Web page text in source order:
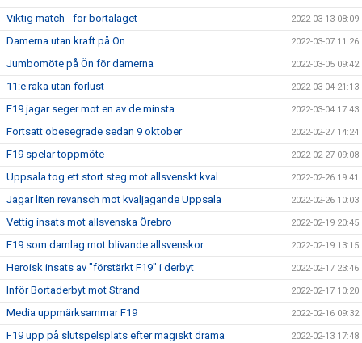
Viktig match - för bortalaget 2022-03-13 08:09
Damerna utan kraft på Ön 2022-03-07 11:26
Jumbomöte på Ön för damerna 2022-03-05 09:42
11:e raka utan förlust 2022-03-04 21:13
F19 jagar seger mot en av de minsta 2022-03-04 17:43
Fortsatt obesegrade sedan 9 oktober 2022-02-27 14:24
F19 spelar toppmöte 2022-02-27 09:08
Uppsala tog ett stort steg mot allsvenskt kval 2022-02-26 19:41
Jagar liten revansch mot kvaljagande Uppsala 2022-02-26 10:03
Vettig insats mot allsvenska Örebro 2022-02-19 20:45
F19 som damlag mot blivande allsvenskor 2022-02-19 13:15
Heroisk insats av "förstärkt F19" i derbyt 2022-02-17 23:46
Inför Bortaderbyt mot Strand 2022-02-17 10:20
Media uppmärksammar F19 2022-02-16 09:32
F19 upp på slutspelsplats efter magiskt drama 2022-02-13 17:48